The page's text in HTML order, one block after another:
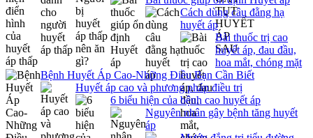
Cách dùng câu đằng hạ
huyết áp
Bài thuốc trị cao
huyết áp, đau đầu,
hoa mắt, chóng mặt
Bệnh Huyết Áp Cao-Những Điều Bạn Cần Biết
Huyết áp cao và phương pháp điều trị
6 biểu hiện của bệnh cao huyết áp
Nguyên nhân gây bệnh tăng huyết
áp